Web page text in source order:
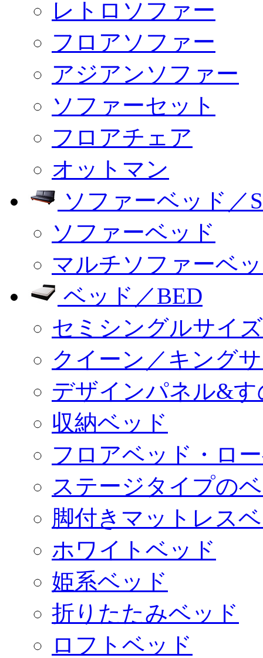
レトロソファー
フロアソファー
アジアンソファー
ソファーセット
フロアチェア
オットマン
ソファーベッド／
ソファーベッド
マルチソファーベ
ベッド／BED
セミシングルサイ
クイーン／キング
デザインパネル&
収納ベッド
フロアベッド・ロ
ステージタイプの
脚付きマットレス
ホワイトベッド
姫系ベッド
折りたたみベッド
ロフトベッド